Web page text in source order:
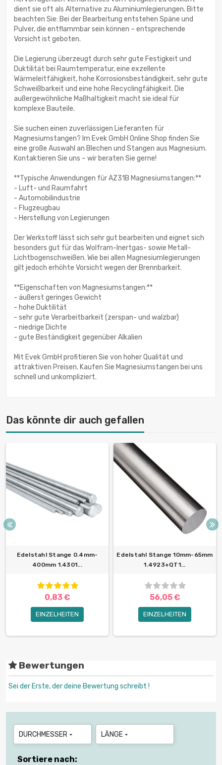
dient sie oft als Alternative zu Aluminiumlegierungen. Bitte
beachten Sie: Bei der Bearbeitung entstehen Späne und
Pulver, die entflammbar sein können – entsprechende
Vorsicht ist geboten.
Die Legierung überzeugt durch sehr gute Festigkeit und
Duktilität bei Raumtemperatur, eine exzellente
Wärmeleitfähigkeit, hohe Korrosionsbeständigkeit, sehr gute
Schweißbarkeit und eine hohe Recyclingfähigkeit. Die
außergewöhnliche Maßhaltigkeit macht sie ideal für
komplexe Bauteile.
Sie suchen einen zuverlässigen Lieferanten für
Magnesiumstangen? Im Evek GmbH Online Shop finden Sie
eine große Auswahl an Blechen und Stangen aus Magnesium.
Kontaktieren Sie uns – wir beraten Sie gerne!
**Typische Anwendungen für AZ31B Magnesiumstangen:**
- Luft- und Raumfahrt
- Automobilindustrie
- Flugzeugbau
- Herstellung von Legierungen
Der Werkstoff lässt sich sehr gut bearbeiten und eignet sich
besonders gut für das Wolfram-Inertgas- sowie Metall-
Lichtbogenschweißen. Wie bei allen Magnesiumlegierungen
gilt jedoch erhöhte Vorsicht wegen der Brennbarkeit.
**Eigenschaften von Magnesiumstangen:**
- äußerst geringes Gewicht
- hohe Duktilität
- sehr gute Verarbeitbarkeit (zerspan- und walzbar)
- niedrige Dichte
- gute Beständigkeit gegenüber Alkalien
Mit Evek GmbH profitieren Sie von hoher Qualität und
attraktiven Preisen. Kaufen Sie Magnesiumstangen bei uns
schnell und unkompliziert.
Das könnte dir auch gefallen
Edelstahl Stange 0.4mm-
400mm 1.4301...
0,83 €
EINZELHEITEN
Edelstahl Stange 10mm-65mm
1.4923+QT1...
56,05 €
EINZELHEITEN
Bewertungen
Sei der Erste, der deine Bewertung schreibt !
DURCHMESSER  LÄNGE 
Sortiere nach: